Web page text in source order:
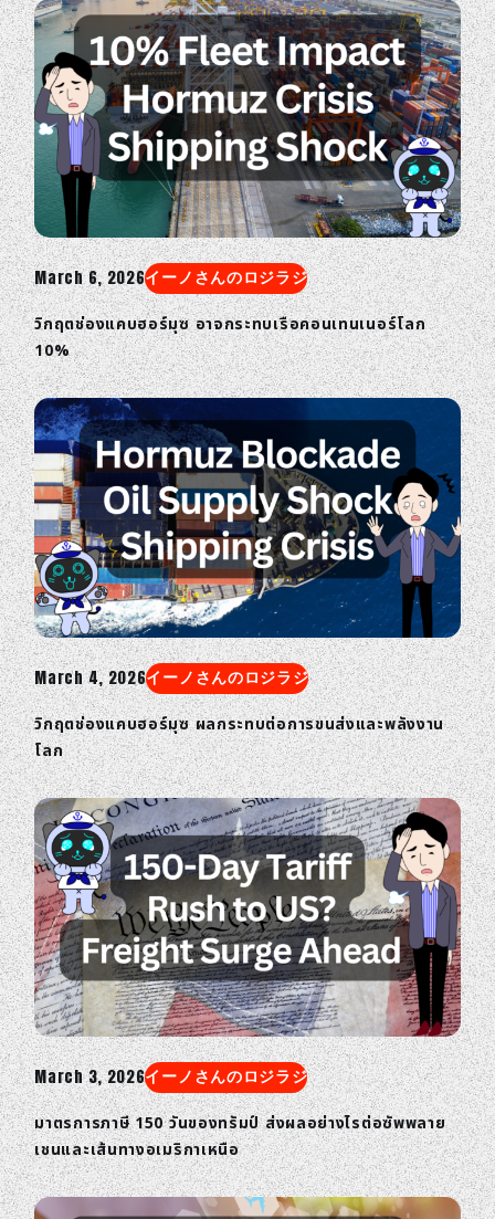
March 6, 2026イーノさんのロジラジ
วิกฤตช่องแคบฮอร์มุซ อาจกระทบเรือคอนเทนเนอร์โลก
10%
March 4, 2026イーノさんのロジラジ
วิกฤตช่องแคบฮอร์มุซ ผลกระทบต่อการขนส่งและพลังงาน
โลก
March 3, 2026イーノさんのロジラジ
มาตรการภาษี 150 วันของทรัมป์ ส่งผลอย่างไรต่อซัพพลาย
เชนและเส้นทางอเมริกาเหนือ